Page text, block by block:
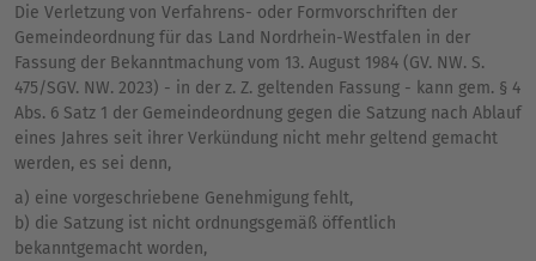
Die Verletzung von Verfahrens- oder Formvorschriften der
Gemeindeordnung für das Land Nordrhein-Westfalen in der
Fassung der Bekanntmachung vom 13. August 1984 (GV. NW. S.
475/SGV. NW. 2023) - in der z. Z. geltenden Fassung - kann gem. § 4
Abs. 6 Satz 1 der Gemeindeordnung gegen die Satzung nach Ablauf
eines Jahres seit ihrer Verkündung nicht mehr geltend gemacht
werden, es sei denn,
a) eine vorgeschriebene Genehmigung fehlt,
b) die Satzung ist nicht ordnungsgemäß öffentlich
bekanntgemacht worden,